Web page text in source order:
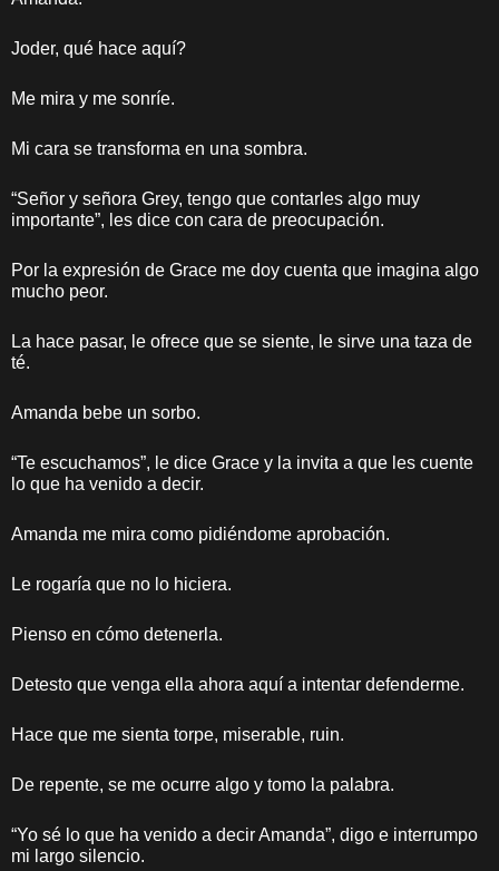
Joder, qué hace aquí?
Me mira y me sonríe.
Mi cara se transforma en una sombra.
“Señor y señora Grey, tengo que contarles algo muy
importante”, les dice con cara de preocupación.
Por la expresión de Grace me doy cuenta que imagina algo
mucho peor.
La hace pasar, le ofrece que se siente, le sirve una taza de
té.
Amanda bebe un sorbo.
“Te escuchamos”, le dice Grace y la invita a que les cuente
lo que ha venido a decir.
Amanda me mira como pidiéndome aprobación.
Le rogaría que no lo hiciera.
Pienso en cómo detenerla.
Detesto que venga ella ahora aquí a intentar defenderme.
Hace que me sienta torpe, miserable, ruin.
De repente, se me ocurre algo y tomo la palabra.
“Yo sé lo que ha venido a decir Amanda”, digo e interrumpo
mi largo silencio.